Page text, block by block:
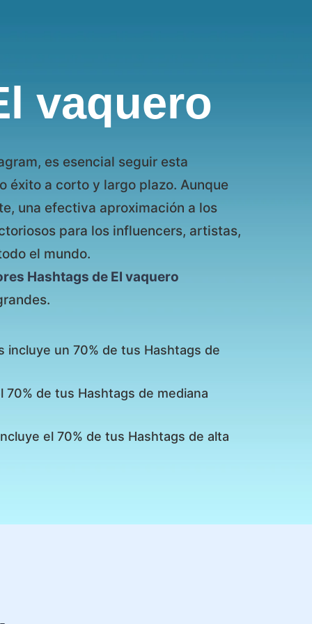
vaquero
es esencial seguir esta
éxito a corto y largo plazo. Aunque
una efectiva aproximación a los
para los influencers, artistas,
el mundo.
Hashtags de El vaquero
incluye un 70% de tus Hashtags de
de tus Hashtags de mediana
el 70% de tus Hashtags de alta